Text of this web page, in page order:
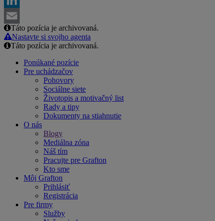
LinkedIn
Email
Táto pozícia je archivovaná.
Nastavte si svojho agenta
Táto pozícia je archivovaná.
Ponúkané pozície
Pre uchádzačov
Pohovory
Sociálne siete
Životopis a motivačný list
Rady a tipy
Dokumenty na stiahnutie
O nás
Blogy
Mediálna zóna
Náš tím
Pracujte pre Grafton
Kto sme
Môj Grafton
Prihlásiť
Registrácia
Pre firmy
Služby